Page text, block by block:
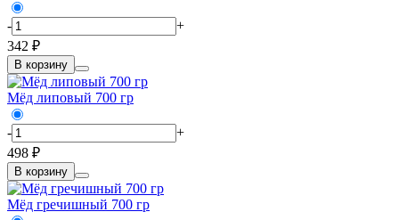
-
+
342 ₽
В корзину
Мёд липовый 700 гр
-
+
498 ₽
В корзину
Мёд гречишный 700 гр